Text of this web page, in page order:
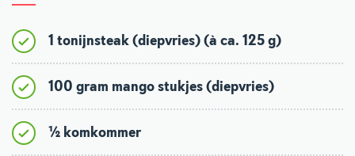
1 tonijnsteak (diepvries) (à ca. 125 g)
100 gram mango stukjes (diepvries)
½ komkommer